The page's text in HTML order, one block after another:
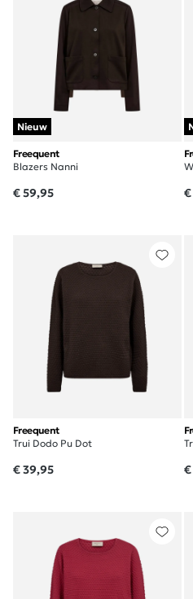
Nieuw
Freequent
Blazers Nanni
€ 59,95
Freequent
Trui Dodo Pu Dot
€ 39,95